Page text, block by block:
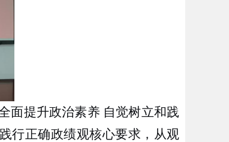
面提升政治素养 自觉树立和践
行正确政绩观核心要求，从观